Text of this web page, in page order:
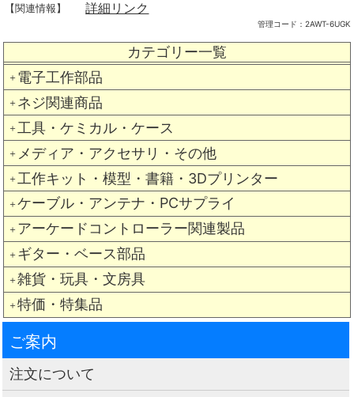
カテゴリー一覧
＋ 電子工作部品
＋ ネジ関連商品
＋ 工具・ケミカル・ケース
＋ メディア・アクセサリ・その他
＋ 工作キット・模型・書籍・3Dプリンター
＋ ケーブル・アンテナ・PCサプライ
＋ アーケードコントローラー関連製品
＋ ギター・ベース部品
＋ 雑貨・玩具・文房具
＋ 特価・特集品
【関連情報】 詳細リンク
管理コード： 2AWT-6UGK
ご案内
注文について